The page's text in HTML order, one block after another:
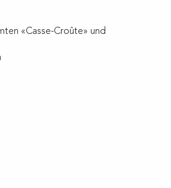
«Casse-Croûte» und